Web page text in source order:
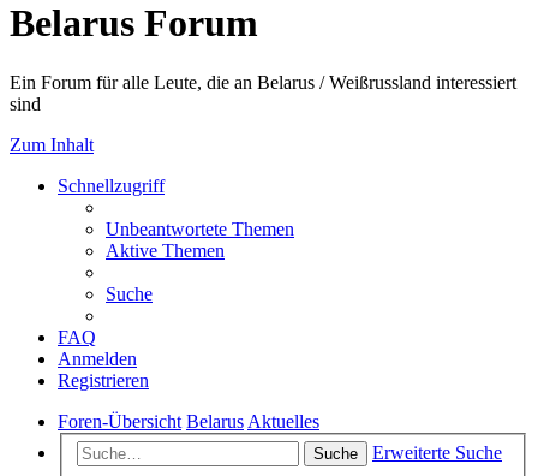
Belarus Forum
Ein Forum für alle Leute, die an Belarus / Weißrussland interessiert
sind
Zum Inhalt
Schnellzugriff
Unbeantwortete Themen
Aktive Themen
Suche
FAQ
Anmelden
Registrieren
Foren-Übersicht Belarus Aktuelles
Suche
Erweiterte Suche